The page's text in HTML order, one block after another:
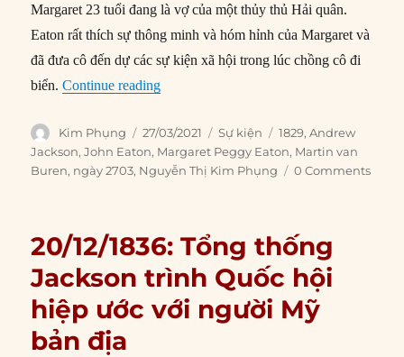
Margaret 23 tuổi đang là vợ của một thủy thủ Hải quân.
Eaton rất thích sự thông minh và hóm hỉnh của Margaret và
đã đưa cô đến dự các sự kiện xã hội trong lúc chồng cô đi
biển.Continue reading“27/03/1829: Jackson bổ nhiệm John
Author
Kim Phụng
Posted
on
27/03/2021 Categories
Sự kiện Tags
1829,Andrew
Jackson,John Eaton, Margaret Peggy Eaton, Martin van
Buren, ngày 2703, Nguyễn Thị Kim Phụng 0 Comments
20/12/1836: Tổng thống
Jackson trình Quốc hội
hiệp ước với người Mỹ
bản địa